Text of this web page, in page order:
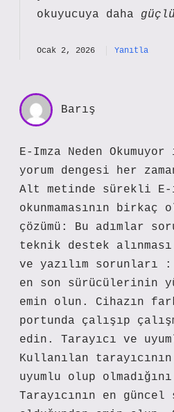
okuyucuya daha güçlü
Ocak 2, 2026 Yanıtla
Barış
E-Imza Neden
yorum dengesi her
Alt metinde sürekli E-
okunmamasının birkaç
çözümü: Bu adımlar
teknik destek
ve yazılım sorunları :
en son sürücülerinin
emin olun. Cihazın
portunda çalışıp
edin. Tarayıcı ve
Kullanılan
uyumlu olup
Tarayıcının en güncel